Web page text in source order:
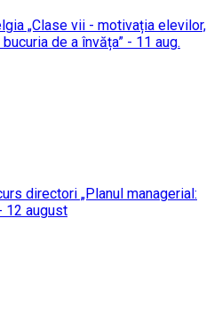
„Clase vii - motivația elevilor,
de a învăța” - 11 aug.
directori „Planul managerial:
12 august